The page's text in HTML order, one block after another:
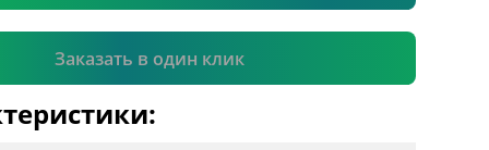
Заказать в один клик
Подтвердить